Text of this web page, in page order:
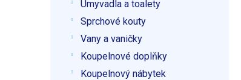
Umyvadla a toalety
Sprchové kouty
Vany a vaničky
Koupelnové doplňky
Koupelnový nábytek